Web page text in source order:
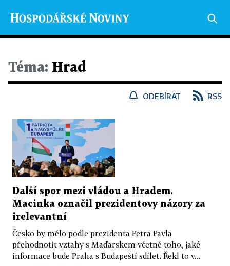
Téma: Hrad
ODEBÍRAT RSS
Další spor mezi vládou a Hradem.
Macinka označil prezidentovy názory za
irelevantní
Česko by mělo podle prezidenta Petra Pavla
přehodnotit vztahy s Maďarskem včetně toho, jaké
informace bude Praha s Budapeští sdílet. Řekl to v...